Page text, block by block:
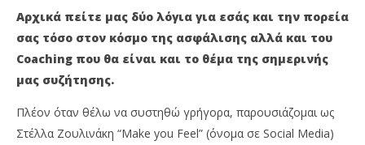
Αρχικά πείτε μας δύο λόγια για εσάς και την πορεία
σας τόσο στον κόσμο της ασφάλισης αλλά και του
Coaching που θα είναι και το θέμα της σημερινής
μας συζήτησης.
Πλέον όταν θέλω να συστηθώ γρήγορα, παρουσιάζομαι ως
Στέλλα Ζουλινάκη “Make you Feel” (όνομα σε Social Media)